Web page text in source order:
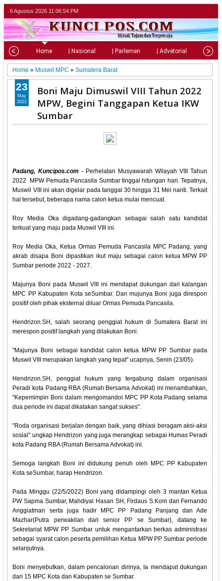
6 Agustus 2026 11:06:55 PM
Home | Nasional | Parlemen | Advetorial |
Home » Muswil MPC »Sumatera Barat
Boni Maju Dimuswil VIII Tahun 2022
MPW, Begini Tanggapan Ketua IKW
Sumbar
Padang, Kuncipos.com- Perhelatan Musyawarah Wilayah VIII Tahun
2022 MPW Pemuda Pancasila Sumbar tinggal hitungan hari. Tepatnya,
Muswil VIII ini akan digelar pada tanggal 30 hingga 31 Mei nanti. Terkait
hal tersebut, beberapa nama calon ketua mulai mencuat.
Roy Media Oka digadang-gadangkan sebagai salah satu kandidat
terkuat yang maju pada Muswil VIII ini.
Roy Media Oka, Ketua Ormas Pemuda Pancasila MPC Padang, yang
akrab disapa Boni dipastikan ikut maju sebagai calon ketua MPW PP
Sumbar periode 2022 - 2027.
Majunya Boni pada Muswil VIII ini mendapat dukungan dari kalangan
MPC PP Kabupaten Kota seSumbar. Dan mujunya Boni juga direspon
positif oleh pihak eksternal diluar Ormas Pemuda Pancasila.
Hendrizon.SH, salah seorang penggiat hukum di Sumatera Barat ini
merespon positif langkah yang dilakukan Boni.
"Majunya Boni sebagai kandidat calon ketua MPW PP Sumbar pada
Muswil VIII merupakan langkah yang tepat" ucapnya, Senin (23/05).
Hendrizon.SH, penggiat hukum yang tergabung dalam organisasi
Peradi kota Padang RBA (Rumah Bersama Advokat) ini menambahkan,
"Kepemimpin Boni dalam mengomandoi MPC PP Kota Padang selama
dua periode ini dapat dikatakan sangat sukses".
"Roda organisasi berjalan dengan baik, yang dihiasi beragam aksi-aksi
sosial" ungkap Hendrizon yang juga merangkap sebagai Humas Peradi
kota Padang RBA (Rumah Bersama Advokat) ini.
Semoga langkah Boni ini didukung penuh oleh MPC PP Kabupaten
Kota seSumbar, harap Hendrizon.
Pada Minggu (22/5/2022) Boni yang didampingi oleh 3 mantan Ketua
PW Sapma Sumbar, Mahdiyal Hasan SH, Firdaus S.Kom dan Fernando
Anggiatman serta juga hadir MPC PP Padang Panjang dan Ade
Mazhar(Putra perwakilan dari senior PP se Sumbar), datang ke
Sekretariat MPW PP Sumbar untuk mengantarkan berkas administrasi
sebagai syarat calon peserta pemilihan Ketua MPW PP Sumbar periode
selanjutnya.
Boni menyebutkan, dalam pencalonan dirinya, Ia mendapat dukungan
dari 15 MPC Kota dan Kabupaten se Sumbar.
23
May
2022